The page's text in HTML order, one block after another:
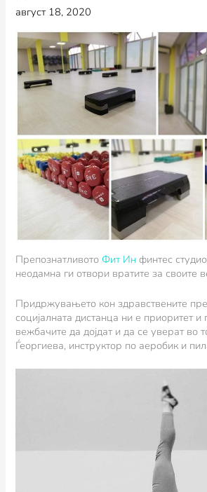
август 18, 2020
Препознатливото Фит Ин финтес
неодамна ги отвори вратите за своите
Придржувањето кон здравствените
социјалната дистанца ни е приоритет
вежбачите да дојдат и да се уверат во
Ѓеоргиева, инструктор по аеробик и